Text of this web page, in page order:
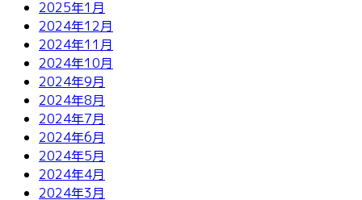
2025年1月
2024年12月
2024年11月
2024年10月
2024年9月
2024年8月
2024年7月
2024年6月
2024年5月
2024年4月
2024年3月